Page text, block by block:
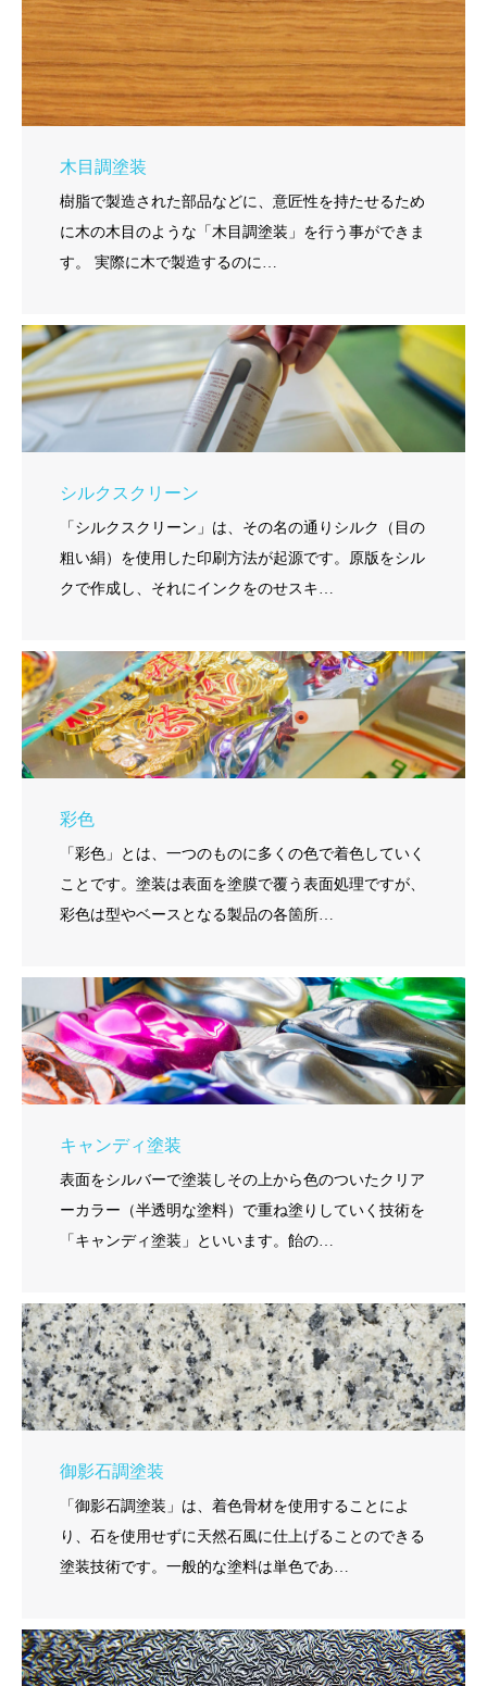
木目調塗装
樹脂で製造された部品などに、意匠性を持たせるため
に木の木目のような「木目調塗装」を行う事ができま
す。 実際に木で製造するのに…
シルクスクリーン
「シルクスクリーン」は、その名の通りシルク（目の
粗い絹）を使用した印刷方法が起源です。原版をシル
クで作成し、それにインクをのせスキ…
彩色
「彩色」とは、一つのものに多くの色で着色していく
ことです。塗装は表面を塗膜で覆う表面処理ですが、
彩色は型やベースとなる製品の各箇所…
キャンディ塗装
表面をシルバーで塗装しその上から色のついたクリア
ーカラー（半透明な塗料）で重ね塗りしていく技術を
「キャンディ塗装」といいます。飴の…
御影石調塗装
「御影石調塗装」は、着色骨材を使用することによ
り、石を使用せずに天然石風に仕上げることのできる
塗装技術です。一般的な塗料は単色であ…